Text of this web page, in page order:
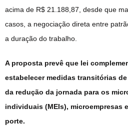
acima de R$ 21.188,87, desde que
casos, a negociação direta entre
a duração do trabalho.
A proposta prevê que lei
estabelecer medidas transitórias
da redução da jornada para os
individuais (MEIs), microempresas
porte.